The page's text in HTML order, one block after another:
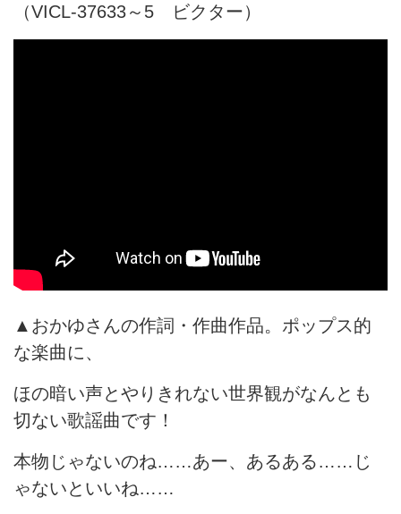
（VICL-37633～5 ビクター）
▲おかゆさんの作詞・作曲作品。ポップス的
な楽曲に、
ほの暗い声とやりきれない世界観がなんとも
切ない歌謡曲です！
本物じゃないのね……あー、あるある……じ
ゃないといいね……